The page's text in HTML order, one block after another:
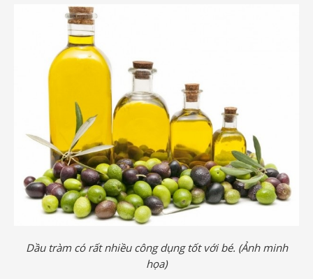
Dầu tràm có rất nhiều công dụng tốt với bé. (Ảnh minh
họa)